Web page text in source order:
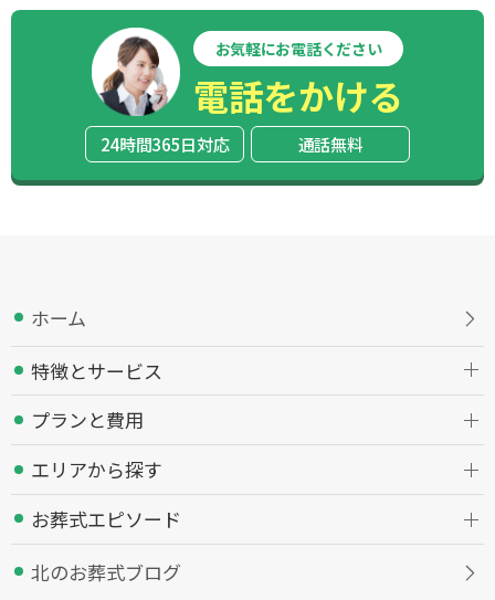
お気軽にお電話ください
電話をかける
24時間365日対応 通話無料
ホーム
特徴とサービス
プランと費用
エリアから探す
お葬式エピソード
北のお葬式ブログ